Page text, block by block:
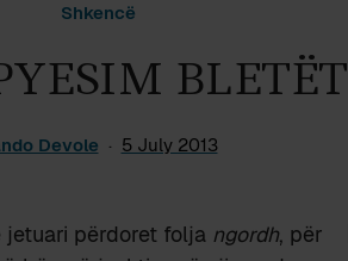
Shkencë
BLETËT
Devole 5 July 2013
jetuari përdoret folja ngordh, për